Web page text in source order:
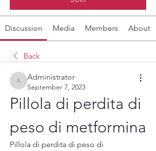
Discussion Media Members About
Back
Administrator
Administrator
September 7, 2023
Pillola di perdita di
peso di metformina
Pillola di perdita di peso di